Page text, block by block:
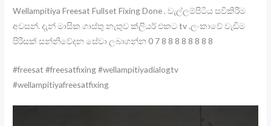
Wellampitiya Freesat Fullset Fixing Done . වැල්ලම්පිටිය සවිකිරීම
අවසන්. දැන් මාසික ගාස්තු නැතුව ක්ලියර් එකට tv .ලංකාවේ වැඩිම
පිරිසක් සන්නිවේදන සේවා ලබාගන්න 0 7 8 8 8 8 8 8 8 8
#freesat #freesatfixing #wellampitiyadialogtv
#wellampitiyafreesatfixing